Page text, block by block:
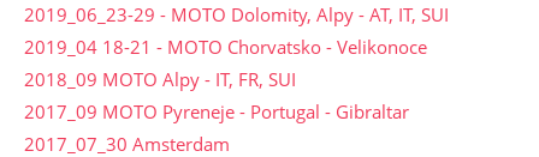
2019_06_23-29 - MOTO Dolomity, Alpy - AT, IT, SUI
2019_04 18-21 - MOTO Chorvatsko - Velikonoce
2018_09 MOTO Alpy - IT, FR, SUI
2017_09 MOTO Pyreneje - Portugal - Gibraltar
2017_07_30 Amsterdam